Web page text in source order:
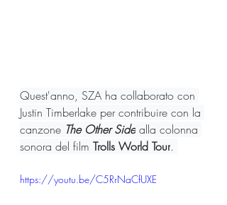
Quest'anno, SZA ha collaborato con
Justin Timberlake per contribuire con la
canzone The Other Side alla colonna
sonora del film Trolls World Tour.
https://youtu.be/C5RrNaCfUXE